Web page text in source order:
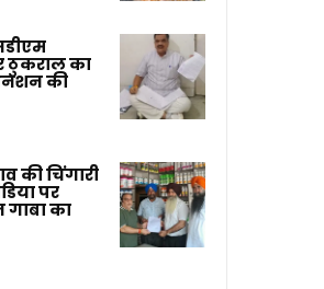
ठुकराल का
की
की चिंगारी
पर
का